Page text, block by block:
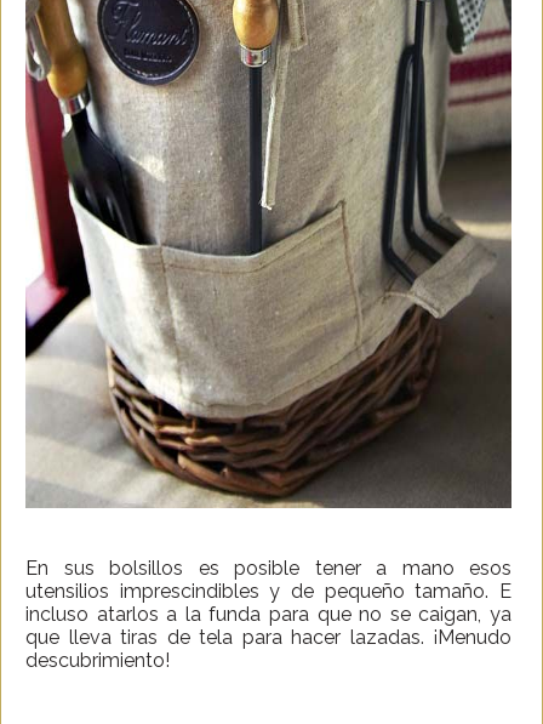
En sus bolsillos es posible tener a mano esos
utensilios imprescindibles y de pequeño tamaño. E
incluso atarlos a la funda para que no se caigan, ya
que lleva tiras de tela para hacer lazadas. ¡Menudo
descubrimiento!